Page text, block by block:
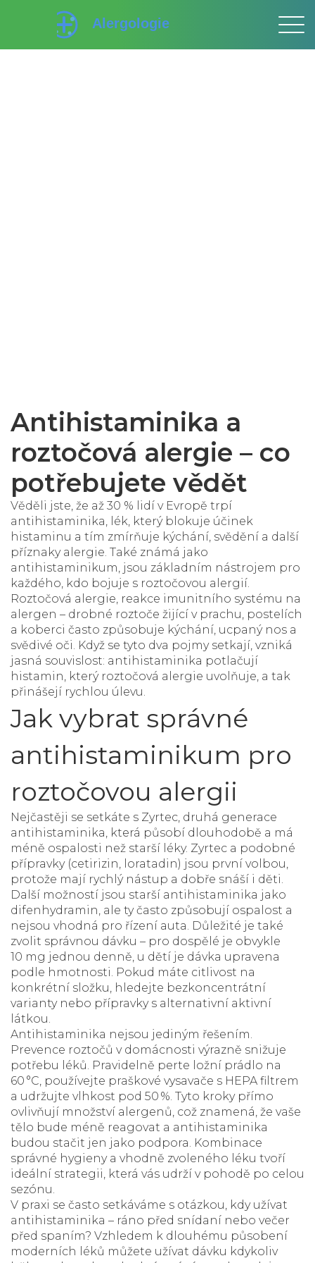
Antihistaminika a
roztočová alergie – co
potřebujete vědět
Věděli jste, že až 30 % lidí v Evropě trpí
antihistaminika, lék, který blokuje účinek
histaminu a tím zmírňuje kýchání, svědění a další
příznaky alergie. Také známá jako
antihistaminikum, jsou základním nástrojem pro
každého, kdo bojuje s roztočovou alergií.
Roztočová alergie, reakce imunitního systému na
alergen – drobné roztoče žijící v prachu, postelích
a koberci často způsobuje kýchání, ucpaný nos a
svědivé oči. Když se tyto dva pojmy setkají, vzniká
jasná souvislost: antihistaminika potlačují
histamin, který roztočová alergie uvolňuje, a tak
přinášejí rychlou úlevu.
Jak vybrat správné
antihistaminikum pro
roztočovou alergii
Nejčastěji se setkáte s Zyrtec, druhá generace
antihistaminika, která působí dlouhodobě a má
méně ospalosti než starší léky. Zyrtec a podobné
přípravky (cetirizin, loratadin) jsou první volbou,
protože mají rychlý nástup a dobře snáší i děti.
Další možností jsou starší antihistaminika jako
difenhydramin, ale ty často způsobují ospalost a
nejsou vhodná pro řízení auta. Důležité je také
zvolit správnou dávku – pro dospělé je obvykle
10 mg jednou denně, u dětí je dávka upravena
podle hmotnosti. Pokud máte citlivost na
konkrétní složku, hledejte bezkoncentrátní
varianty nebo přípravky s alternativní aktivní
látkou.
Antihistaminika nejsou jediným řešením.
Prevence roztočů v domácnosti výrazně snižuje
potřebu léků. Pravidelně perte ložní prádlo na
60 °C, používejte praškové vysavače s HEPA filtrem
a udržujte vlhkost pod 50 %. Tyto kroky přímo
ovlivňují množství alergenů, což znamená, že vaše
tělo bude méně reagovat a antihistaminika
budou stačit jen jako podpora. Kombinace
správné hygieny a vhodně zvoleného léku tvoří
ideální strategii, která vás udrží v pohodě po celou
sezónu.
V praxi se často setkáváme s otázkou, kdy užívat
antihistaminika – ráno před snídaní nebo večer
před spaním? Vzhledem k dlouhému působení
moderních léků můžete užívat dávku kdykoliv